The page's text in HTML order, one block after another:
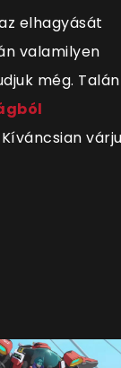
elhagyását
valamilyen
még. Talán